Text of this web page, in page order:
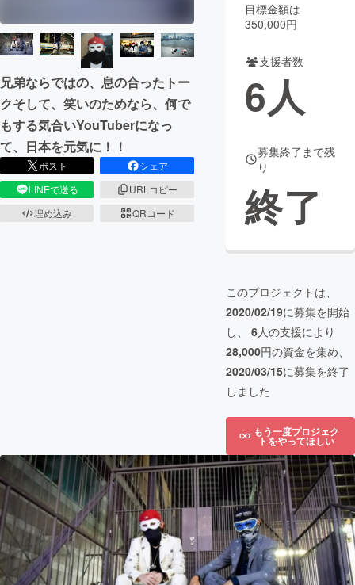
CAMPFIRE for Social Good
CAMPFIRE Creation
CAMPFIREふるさと納税machi-ya コミュニティ
兄弟ならではの、息の合ったトー
クそして、笑いのためなら、何で
もする気合いYouTuberになっ
て、日本を元気に！！
ポスト
シェア
LINEで送る
URLコピー
埋め込み
QRコード
目標金額は
350,000円
支援者数
6人
募集終了まで残
り
終了
このプロジェクトは、
2020/02/19に募集を開始
し、 6人の支援により
28,000円の資金を集め、
2020/03/15に募集を終了
しました
もう一度プロジェク
トをやってほしい